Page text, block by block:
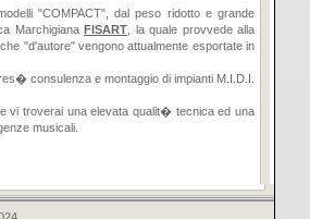
"COMPACT", dal peso ridotto e grande
Marchigiana FISART , la quale provvede alla
"d'autore" vengono attualmente esportate in
consulenza e montaggio di impianti M.I.D.I.
vi troverai una elevata qualit� tecnica ed una
musicali.